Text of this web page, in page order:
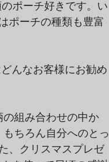
ポーチ好きです。い
ポーチの種類も豊富
んなお客様にお勧め
組み合わせの中か
ちろん自分へのとっ
、クリスマスプレゼ